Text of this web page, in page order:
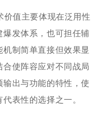
价值主要体现在泛用性
发体系，也可担任辅
制简单直接但效果显
使阵容应对不同战局
出与功能的特性，使
表性的选择之一。